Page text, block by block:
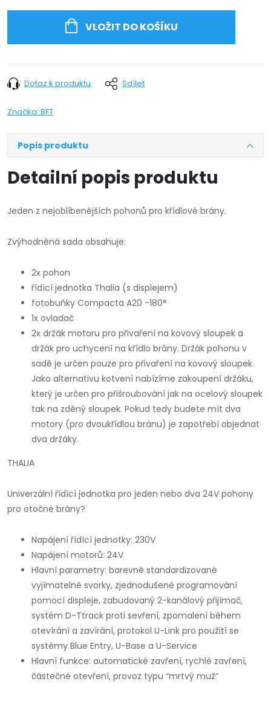
VLOŽIT DO KOŠÍKU
Dotaz k produktu Sdílet
Značka: BFT
Popis produktu
Detailní popis produktu
Jeden z nejoblíbenějších pohonů pro křídlové brány.
Zvýhodněná sada obsahuje:
2x pohon
řídící jednotka Thalia (s displejem)
fotobuňky Compacta A20 -180°
1x ovladač
2x držák motoru pro přivaření na kovový sloupek a
držák pro uchycení na křídlo brány. Držák pohonu v
sadě je určen pouze pro přivaření na kovový sloupek.
Jako alternativu kotvení nabízíme zakoupení držáku,
který je určen pro přišroubování jak na ocelový sloupek
tak na zděný sloupek. Pokud tedy budete mít dva
motory (pro dvoukřídlou bránu) je zapotřebí objednat
dva držáky.
THALIA
Univerzální řídící jednotka pro jeden nebo dva 24V pohony
pro otočné brány?
Napájení řídící jednotky: 230V
Napájení motorů: 24V
Hlavní parametry: barevně standardizované
vyjímatelné svorky, zjednodušené programování
pomocí displeje, zabudovaný 2-kanálový přijímač,
systém D-Ttrack proti sevření, zpomalení během
otevírání a zavírání, protokol U-Link pro použití se
systémy Blue Entry, U-Base a U-Service
Hlavní funkce: automatické zavření, rychlé zavření,
částečné otevření, provoz typu “mrtvý muž”